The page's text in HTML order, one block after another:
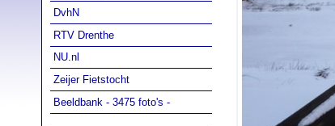
DvhN
RTV Drenthe
NU.nl
Zeijer Fietstocht
Beeldbank - 3475 foto's -